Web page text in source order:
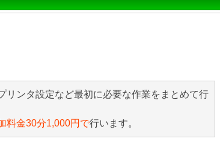
リンタ設定など最初に必要な作業をまとめて行
料金30分1,000円で行います。